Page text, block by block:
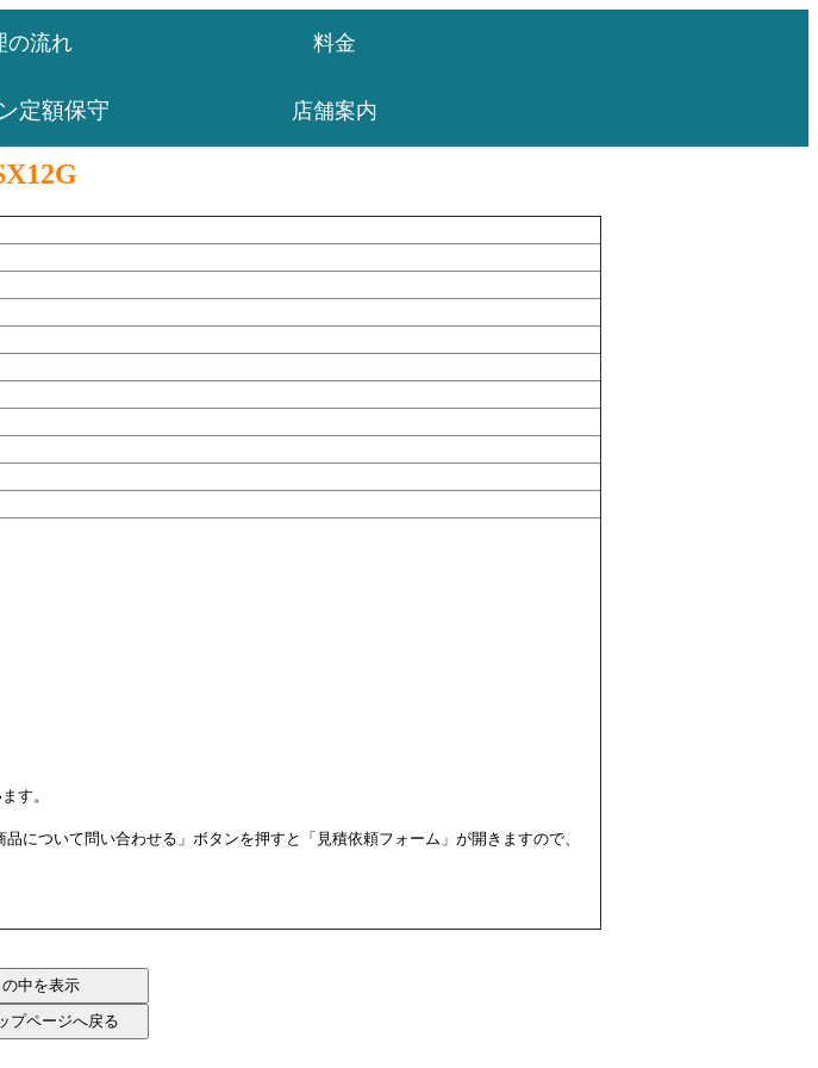
の流れ 料金
定額保守 店舗案内
す。
について問い合わせる」ボタンを押すと「見積依頼フォーム」が開きますので、